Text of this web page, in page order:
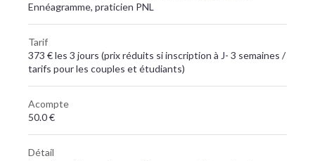
Ennéagramme, praticien PNL
Tarif
373 € les 3 jours (prix réduits si inscription à J- 3 semaines /
tarifs pour les couples et étudiants)
Acompte
50.0 €
Détail